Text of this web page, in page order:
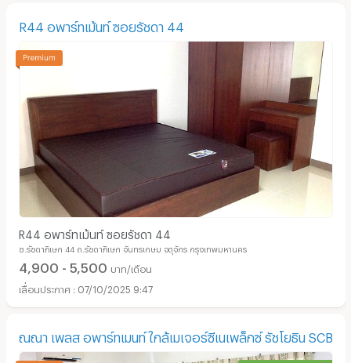
R44 อพาร์ทเม้นท์ ซอยรัชดา 44
R44 อพาร์ทเม้นท์ ซอยรัชดา 44
ซ.รัชดาภิเษก 44 ถ.รัชดาภิเษก จันทรเกษม จตุจักร กรุงเทพมหานคร
4,900 - 5,500 บาท/เดือน
07/10/2025 9:47
ณณา เพลส อพาร์ทเมนท์ ใกล้เมเจอร์ซีเนเพล็กซ์ รัชโยธิน SCB